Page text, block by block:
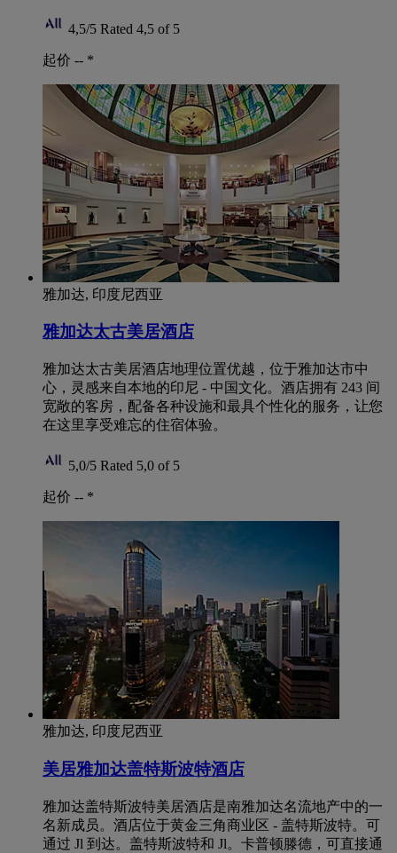
4,5/5 Rated 4,5 of 5
起价 -- *
雅加达, 印度尼西亚
雅加达太古美居酒店
雅加达太古美居酒店地理位置优越，位于雅加达市中
心，灵感来自本地的印尼 - 中国文化。酒店拥有 243 间
宽敞的客房，配备各种设施和最具个性化的服务，让您
在这里享受难忘的住宿体验。
5,0/5 Rated 5,0 of 5
起价 -- *
雅加达, 印度尼西亚
美居雅加达盖特斯波特酒店
雅加达盖特斯波特美居酒店是南雅加达名流地产中的一
名新成员。酒店位于黄金三角商业区 - 盖特斯波特。可
通过 Jl 到达。盖特斯波特和 Jl。卡普顿滕德，可直接通